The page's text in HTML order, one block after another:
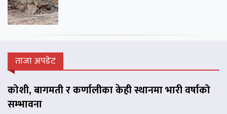
ताजा अपडेट
कोशी, बागमती र कर्णालीका केही स्थानमा भारी वर्षाको
सम्भावना